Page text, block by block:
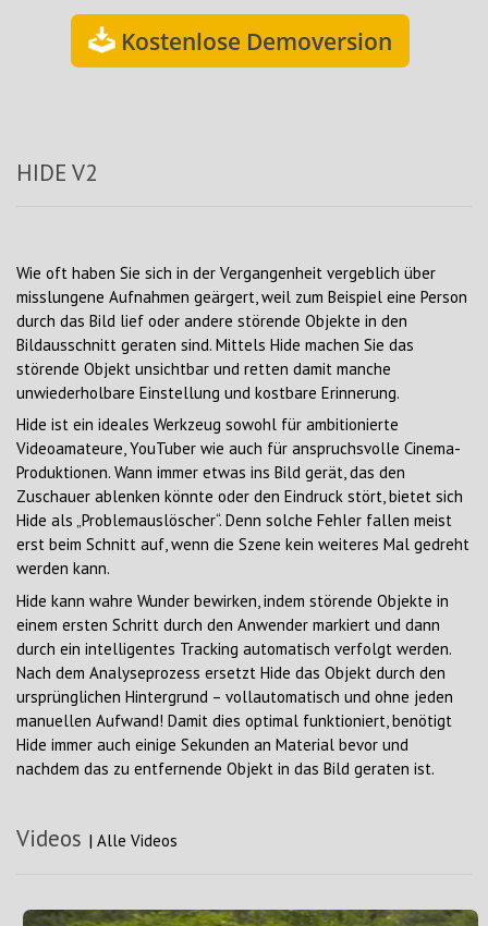
Kostenlose Demoversion
HIDE V2
Wie oft haben Sie sich in der Vergangenheit vergeblich über
misslungene Aufnahmen geärgert, weil zum Beispiel eine Person
durch das Bild lief oder andere störende Objekte in den
Bildausschnitt geraten sind. Mittels Hide machen Sie das
störende Objekt unsichtbar und retten damit manche
unwiederholbare Einstellung und kostbare Erinnerung.
Hide ist ein ideales Werkzeug sowohl für ambitionierte
Videoamateure, YouTuber wie auch für anspruchsvolle Cinema-
Produktionen. Wann immer etwas ins Bild gerät, das den
Zuschauer ablenken könnte oder den Eindruck stört, bietet sich
Hide als „Problemauslöscher“. Denn solche Fehler fallen meist
erst beim Schnitt auf, wenn die Szene kein weiteres Mal gedreht
werden kann.
Hide kann wahre Wunder bewirken, indem störende Objekte in
einem ersten Schritt durch den Anwender markiert und dann
durch ein intelligentes Tracking automatisch verfolgt werden.
Nach dem Analyseprozess ersetzt Hide das Objekt durch den
ursprünglichen Hintergrund – vollautomatisch und ohne jeden
manuellen Aufwand! Damit dies optimal funktioniert, benötigt
Hide immer auch einige Sekunden an Material bevor und
nachdem das zu entfernende Objekt in das Bild geraten ist.
Videos | Alle Videos